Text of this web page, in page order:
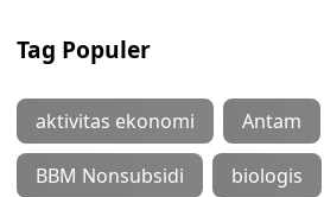
Tag Populer
aktivitas ekonomi Antam
BBM Nonsubsidi biologis